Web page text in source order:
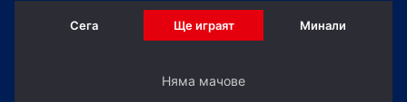
Сега Ще играят Минали
Няма мачове